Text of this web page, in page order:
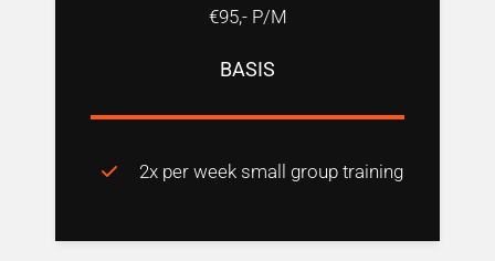
€95,- P/M
BASIS
2x per week small group training